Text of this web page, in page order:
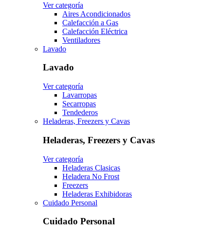
Ver categoría
Aires Acondicionados
Calefacción a Gas
Calefacción Eléctrica
Ventiladores
Lavado
Lavado
Ver categoría
Lavarropas
Secarropas
Tendederos
Heladeras, Freezers y Cavas
Heladeras, Freezers y Cavas
Ver categoría
Heladeras Clasicas
Heladera No Frost
Freezers
Heladeras Exhibidoras
Cuidado Personal
Cuidado Personal